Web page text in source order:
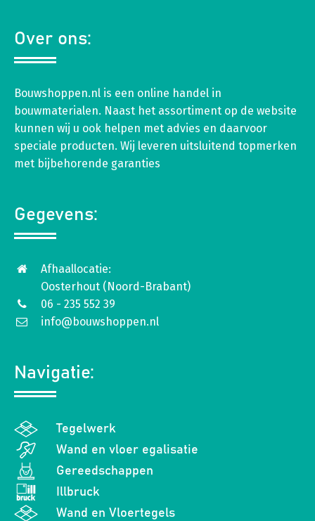
Over ons:
Bouwshoppen.nl is een online handel in
bouwmaterialen. Naast het assortiment op de website
kunnen wij u ook helpen met advies en daarvoor
speciale producten. Wij leveren uitsluitend topmerken
met bijbehorende garanties
Gegevens:
Afhaallocatie:
Oosterhout (Noord-Brabant)
06 - 235 552 39
info@bouwshoppen.nl
Navigatie:
Tegelwerk
Wand en vloer egalisatie
Gereedschappen
Illbruck
Wand en Vloertegels